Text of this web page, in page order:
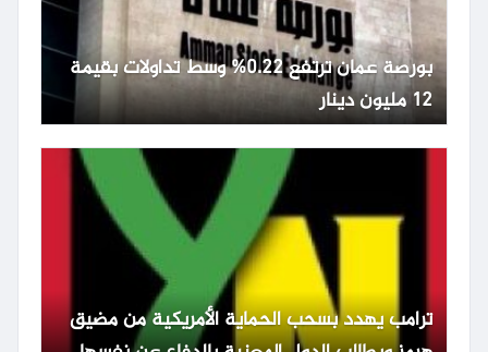
بورصة عمان ترتفع 0.22% وسط تداولات بقيمة
12 مليون دينار
ترامب يهدد بسحب الحماية الأمريكية من مضيق